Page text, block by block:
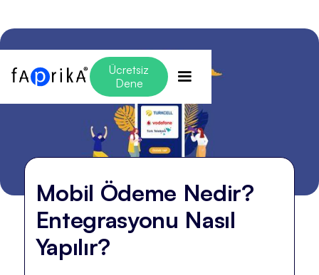
Ücretsiz
Dene
Mobil Ödeme Nedir?
Entegrasyonu Nasıl
Yapılır?